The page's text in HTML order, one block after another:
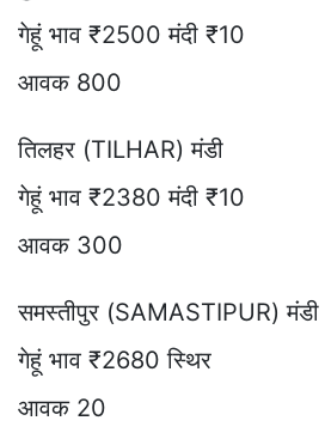
गेहूं भाव ₹2500 मंदी ₹10
आवक 800
तिलहर (TILHAR) मंडी
गेहूं भाव ₹2380 मंदी ₹10
आवक 300
समस्तीपुर (SAMASTIPUR) मंडी
गेहूं भाव ₹2680 स्थिर
आवक 20